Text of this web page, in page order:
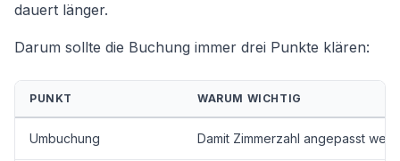
dauert länger.
Darum sollte die Buchung immer drei Punkte klären:
PUNKT WARUM WICHTIG
Umbuchung Damit Zimmerzahl angepasst